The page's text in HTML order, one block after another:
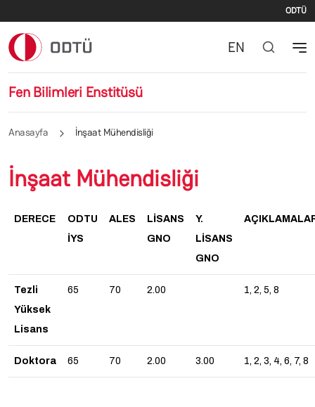
ODTÜ
Fen Bilimleri Enstitüsü
EN
Anasayfa İnşaat Mühendisliği
İnşaat Mühendisliği
DERECE
ODTU
İYS
ALES
LİSANS
GNO
Y.
LİSANS
GNO
Tezli
Yüksek
Lisans
65 70 2.00 1, 2, 5, 8
Doktora 65 70 2.00 3.00 1, 2, 3, 4, 6, 7, 8